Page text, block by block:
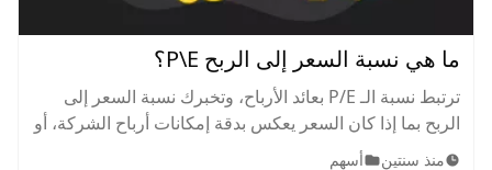
ما هي نسبة السعر إلى الربح P\E؟
ترتبط نسبة الـ P/E بعائد الأرباح، وتخبرك نسبة السعر إلى
الربح بما إذا كان السعر يعكس بدقة إمكانات أرباح الشركة، أو
قيمتها بمرور الوقت.
منذ سنتين أسهم